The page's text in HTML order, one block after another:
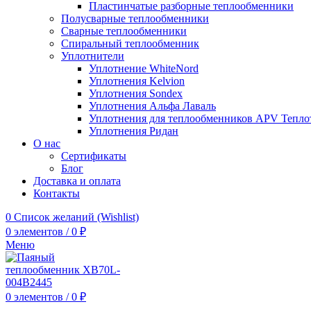
Пластинчатые разборные теплообменники
Полусварные теплообменники
Сварные теплообменники
Спиральный теплообменник
Уплотнители
Уплотнение WhiteNord
Уплотнения Kelvion
Уплотнения Sondex
Уплотнения Альфа Лаваль
Уплотнения для теплообменников APV
Уплотнения Ридан
О нас
Сертификаты
Блог
Доставка и оплата
Контакты
0 Список желаний (Wishlist)
0 элементов / 0 ₽
Меню
0 элементов / 0 ₽